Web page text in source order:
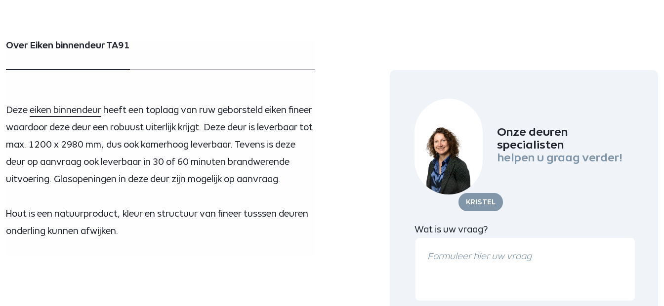
Over Eiken binnendeur TA91
Dezeeiken binnendeur heeft een toplaag van ruw geborsteld eiken fineer
waardoor deze deur een robuust uiterlijk krijgt. Deze deur is leverbaar tot
max. 1200 x 2980 mm, dus ook kamerhoog leverbaar. Tevens is deze
deur op aanvraag ook leverbaar in 30 of 60 minuten brandwerende
uitvoering. Glasopeningen in deze deur zijn mogelijk op aanvraag.
Hout is een natuurproduct, kleur en structuur van fineer tusssen deuren
onderling kunnen afwijken.
KRISTEL
Onze deuren
specialisten
helpen u graag verder!
Wat is uw vraag?